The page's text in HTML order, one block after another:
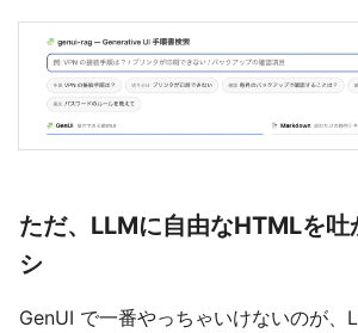
ただ、LLMに自由なHTMLを吐
シ
GenUI で一番やっちゃいけないのが、